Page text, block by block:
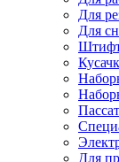
Для
Для
Для